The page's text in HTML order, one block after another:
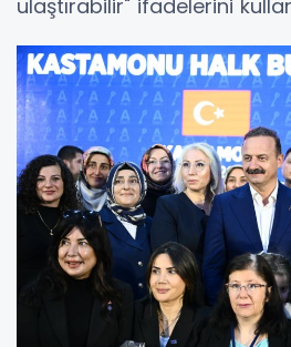
ulaştırabilir" ifadelerini